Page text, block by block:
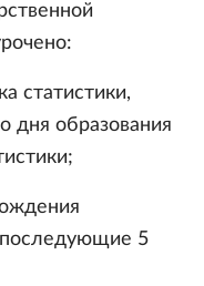
статистики,
дня образования
5